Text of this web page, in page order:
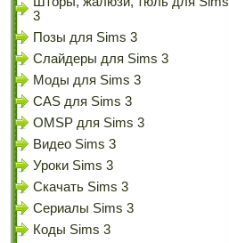
3
Позы для Sims 3
Слайдеры для Sims 3
Моды для Sims 3
CAS для Sims 3
OMSP для Sims 3
Видео Sims 3
Уроки Sims 3
Скачать Sims 3
Сериалы Sims 3
Коды Sims 3